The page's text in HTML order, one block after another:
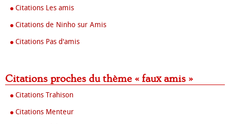
Citations Les amis
Citations de Ninho sur Amis
Citations Pas d'amis
Citations proches du thème « faux amis »
Citations Trahison
Citations Menteur